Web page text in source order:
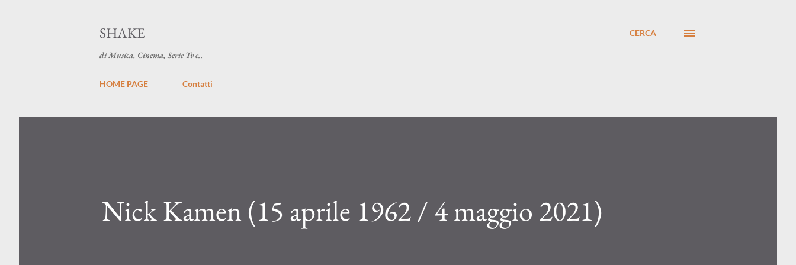
SHAKE
di Musica, Cinema, Serie Tv e..
CERCA
HOME PAGE Contatti
Nick Kamen (15 aprile 1962 / 4 maggio 2021)